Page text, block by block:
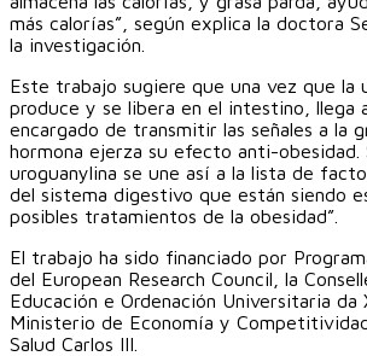
más calorías”, según explica la doctora
la investigación.
Este trabajo sugiere que una vez que la
produce y se libera en el intestino, llega
encargado de transmitir las señales a la
hormona ejerza su efecto anti-obesidad.
uroguanylina se une así a la lista de
del sistema digestivo que están siendo
posibles tratamientos de la obesidad”.
El trabajo ha sido financiado por
del European Research Council, la
Educación e Ordenación Universitaria da
Ministerio de Economía y
Salud Carlos III.